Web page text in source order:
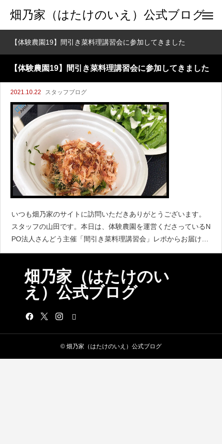
畑乃家（はたけのいえ）公式ブログ
【体験農園19】間引き菜料理講習会に参加してきました
【体験農園19】間引き菜料理講習会に参加してきました
2021.10.22 スタッフブログ
いつも畑乃家のサイトに訪問いただきありがとうございます。
スタッフの山田です。本日は、体験農園を運営くださっているN
PO法人さんどう主催「間引き菜料理講習会」レポからお届けし
ます«٩(*´∀`*)۶»朝、間引きたての青菜たちを持ち寄って、4つの
畑乃家（はたけのい
え）公式ブログ
© 畑乃家（はたけのいえ）公式ブログ